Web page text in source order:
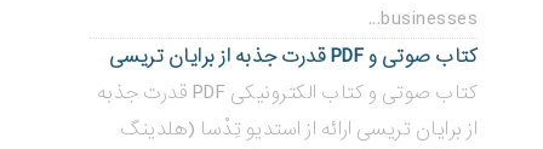
businesses...
کتاب صوتی و PDF قدرت جذبه از برایان تریسی
کتاب صوتی و کتاب الکترونیکی PDF قدرت جذبه
از برایان تریسی ارائه از استدیو تِدْسا (هلدینگ